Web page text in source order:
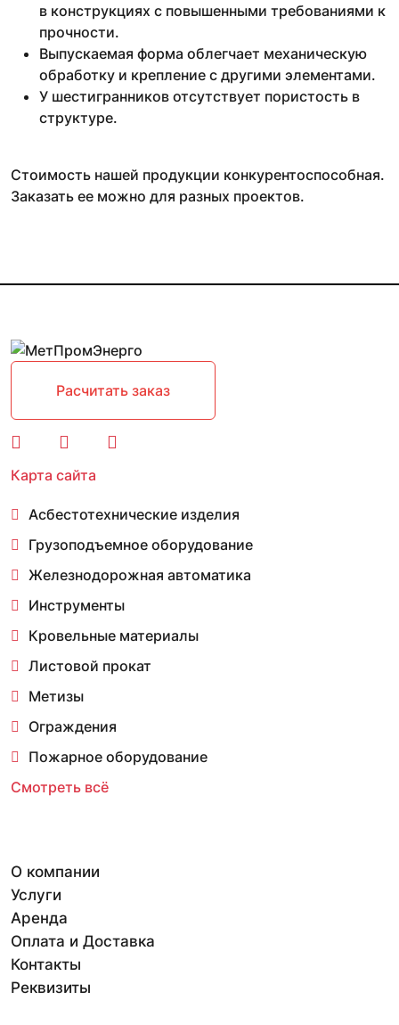
в конструкциях с повышенными требованиями к
прочности.
Выпускаемая форма облегчает механическую
обработку и крепление с другими элементами.
У шестигранников отсутствует пористость в
структуре.
Стоимость нашей продукции конкурентоспособная.
Заказать ее можно для разных проектов.
Расчитать заказ
Карта сайта
Асбестотехнические изделия
Грузоподъемное оборудование
Железнодорожная автоматика
Инструменты
Кровельные материалы
Листовой прокат
Метизы
Ограждения
Пожарное оборудование
Смотреть всё
О компании
Услуги
Аренда
Оплата и Доставка
Контакты
Реквизиты